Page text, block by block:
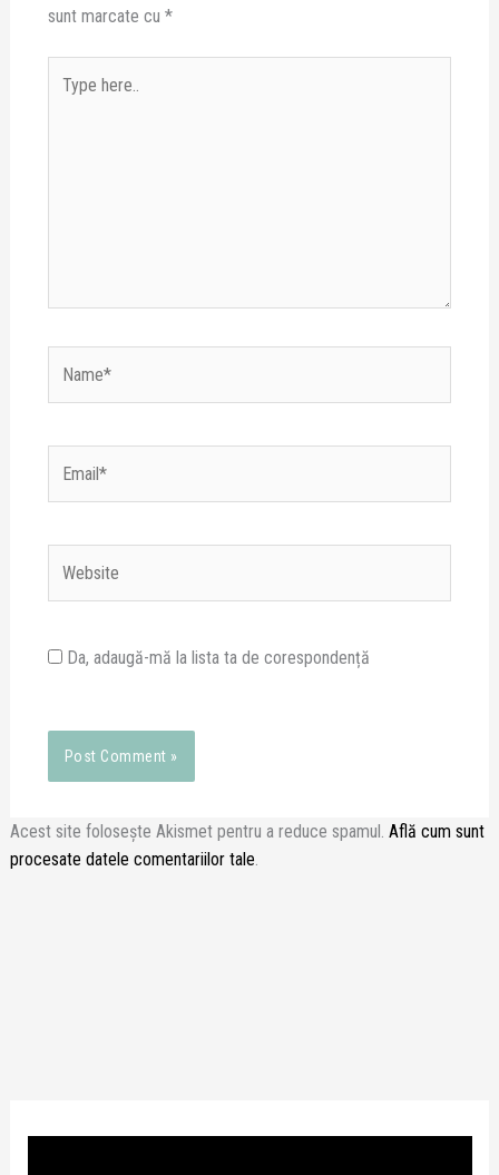
sunt marcate cu *
here..
Da, adaugă-mă la lista ta de corespondență
Acest site folosește Akismet pentru a reduce spamul. Află cum sunt
procesate datele comentariilor tale.